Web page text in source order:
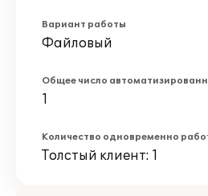
Вариант работы
Файловый
Общее число
1
Количество одновременно
Толстый клиент: 1